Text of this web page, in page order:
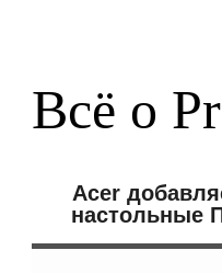
Всё о
Acer
настольные